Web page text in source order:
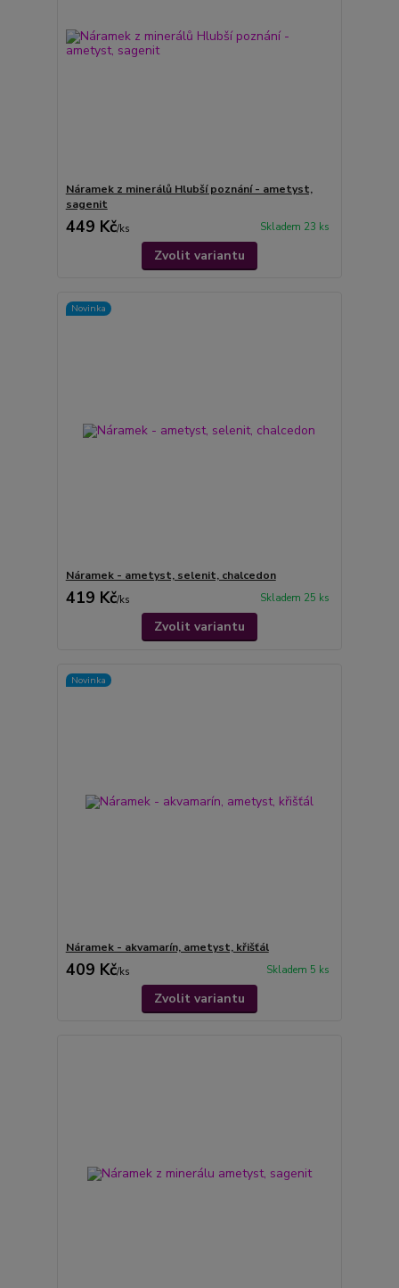
Náramek z minerálů Hlubší poznání - ametyst,
sagenit
449 Kč/ks Skladem 23 ks
Zvolit variantu
Novinka
Náramek - ametyst, selenit, chalcedon
419 Kč/ks Skladem 25 ks
Zvolit variantu
Novinka
Náramek - akvamarín, ametyst, křišťál
409 Kč/ks Skladem 5 ks
Zvolit variantu